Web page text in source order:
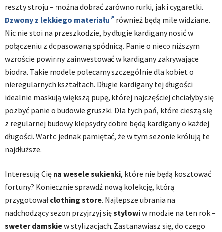
reszty stroju – można dobrać zarówno rurki, jak i cygaretki.
Dzwony z lekkiego materiału
również będą mile widziane.
Nic nie stoi na przeszkodzie, by długie kardigany nosić w
połączeniu z dopasowaną spódnicą. Panie o nieco niższym
wzroście powinny zainwestować w kardigany zakrywające
biodra. Takie modele polecamy szczególnie dla kobiet o
nieregularnych kształtach. Długie kardigany tej długości
idealnie maskują większą pupę, której najczęściej chciałyby się
pozbyć panie o budowie gruszki. Dla tych pań, które cieszą się
z regularnej budowy klepsydry dobre będą kardigany o każdej
długości. Warto jednak pamiętać, że w tym sezonie królują te
najdłuższe.
Interesują Cię na wesele sukienki, które nie będą kosztować
fortuny? Koniecznie sprawdź nową kolekcję, którą
przygotowałclothing store. Najlepsze ubrania na
nadchodzący sezon przyjrzyj sięstylowiw modzie na ten rok –
sweter damskiew stylizacjach. Zastanawiasz się, do czego